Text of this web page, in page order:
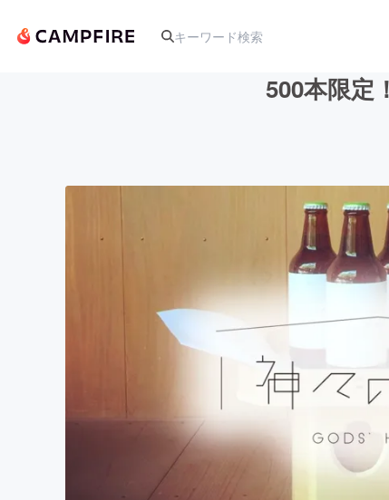
テクノロジー・ガジェット
ビジネス・起業
まちづくり・地域活性化
500本限定